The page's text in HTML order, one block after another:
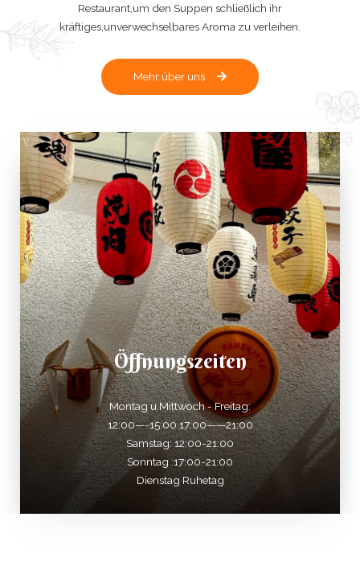
Restaurant,um den Suppen schließlich ihr
kräftiges,unverwechselbares Aroma zu verleihen.
Mehr über uns
Öffnungszeiten
Montag u.Mittwoch - Freitag:
12:00—-15:00 17:00——21:00
Samstag: 12:00-21:00
Sonntag :17:00-21:00
Dienstag Ruhetag